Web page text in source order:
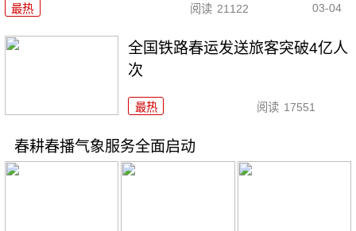
最热 阅读 21122 03-04
全国铁路春运发送旅客突破4亿人
次
最热 阅读 17551
春耕春播气象服务全面启动